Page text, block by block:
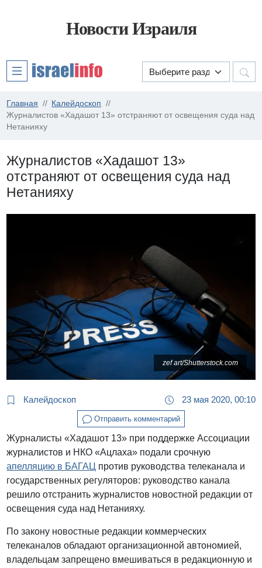
Новости Израиля
Главная
Калейдоскоп
Журналистов «Хадашот 13» отстраняют от освещения суда над
Нетанияху
Журналистов «Хадашот 13»
отстраняют от освещения суда над
Нетанияху
zef art/Shutterstock.com
Калейдоскоп 23 мая 2020, 00:10
Отправить комментарий
Журналисты «Хадашот 13» при поддержке Ассоциации
журналистов и НКО «Ацлаха» подали срочную
апелляцию в БАГАЦ против руководства телеканала и
государственных регуляторов: руководство канала
решило отстранить журналистов новостной редакции от
освещения суда над Нетанияху.
По закону новостные редакции коммерческих
телеканалов обладают организационной автономией,
владельцам запрещено вмешиваться в редакционную и